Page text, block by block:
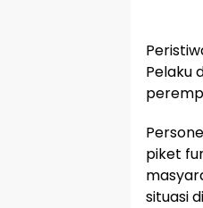
Pelaku
piket
situasi